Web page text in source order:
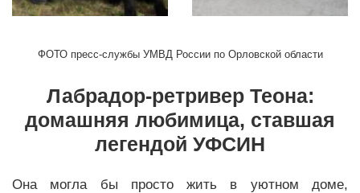
ФОТО пресс-службы УМВД России по Орловской области
Лабрадор-ретривер Теона:
домашняя любимица, ставшая
легендой УФСИН
Она могла бы просто жить в уютном доме,